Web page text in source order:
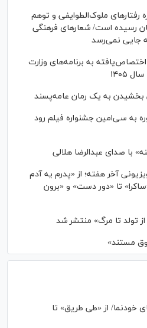
ملوک‌الطوایفی و توهم
رسیده است/ شعارهای فرهنگی
جایی نمی‌رسد
به برنامه‌های وزارت
بخشیدن به یک رمان عامه‌پسند
به سی‌امین جشنواره فیلم رود
با صدای عبدالرضا هلالی
آخر هفته؛ از «پدرم یه آدم
تا «دور دست» و «برون
تولد تا مرگ» منتشر شد
خودنما/ از «طی طریق» تا